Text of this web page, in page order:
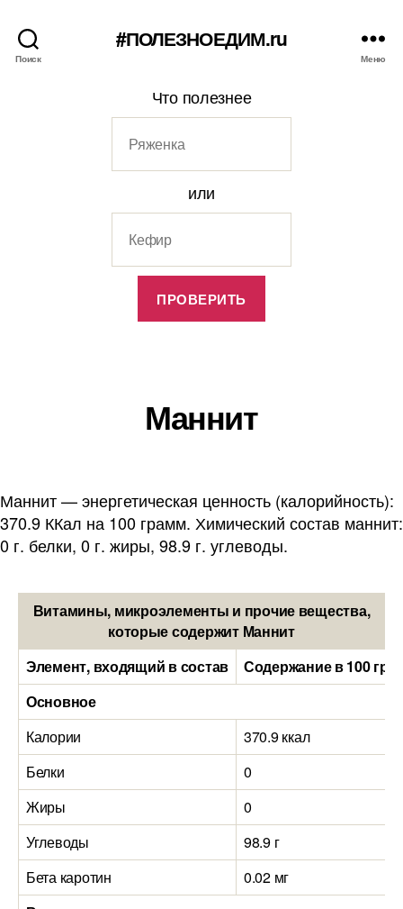
Поиск
#ПОЛЕЗНОЕДИМ.ru
Меню
Что полезнее
или
Маннит
Маннит — энергетическая ценность (калорийность):
370.9 ККал на 100 грамм. Химический состав маннит:
0 г. белки, 0 г. жиры, 98.9 г. углеводы.
Витамины, микроэлементы и прочие вещества,
которые содержит Маннит
Элемент, входящий в состав
Содержание в 100
Основное
Калории
370.9 ккал
Белки
0
Жиры
0
Углеводы
98.9 г
Бета каротин
0.02 мг